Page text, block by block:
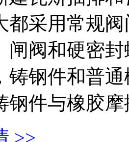
都采用常规
闸阀和硬密
铸钢件和普
钢件与橡胶摩
>>